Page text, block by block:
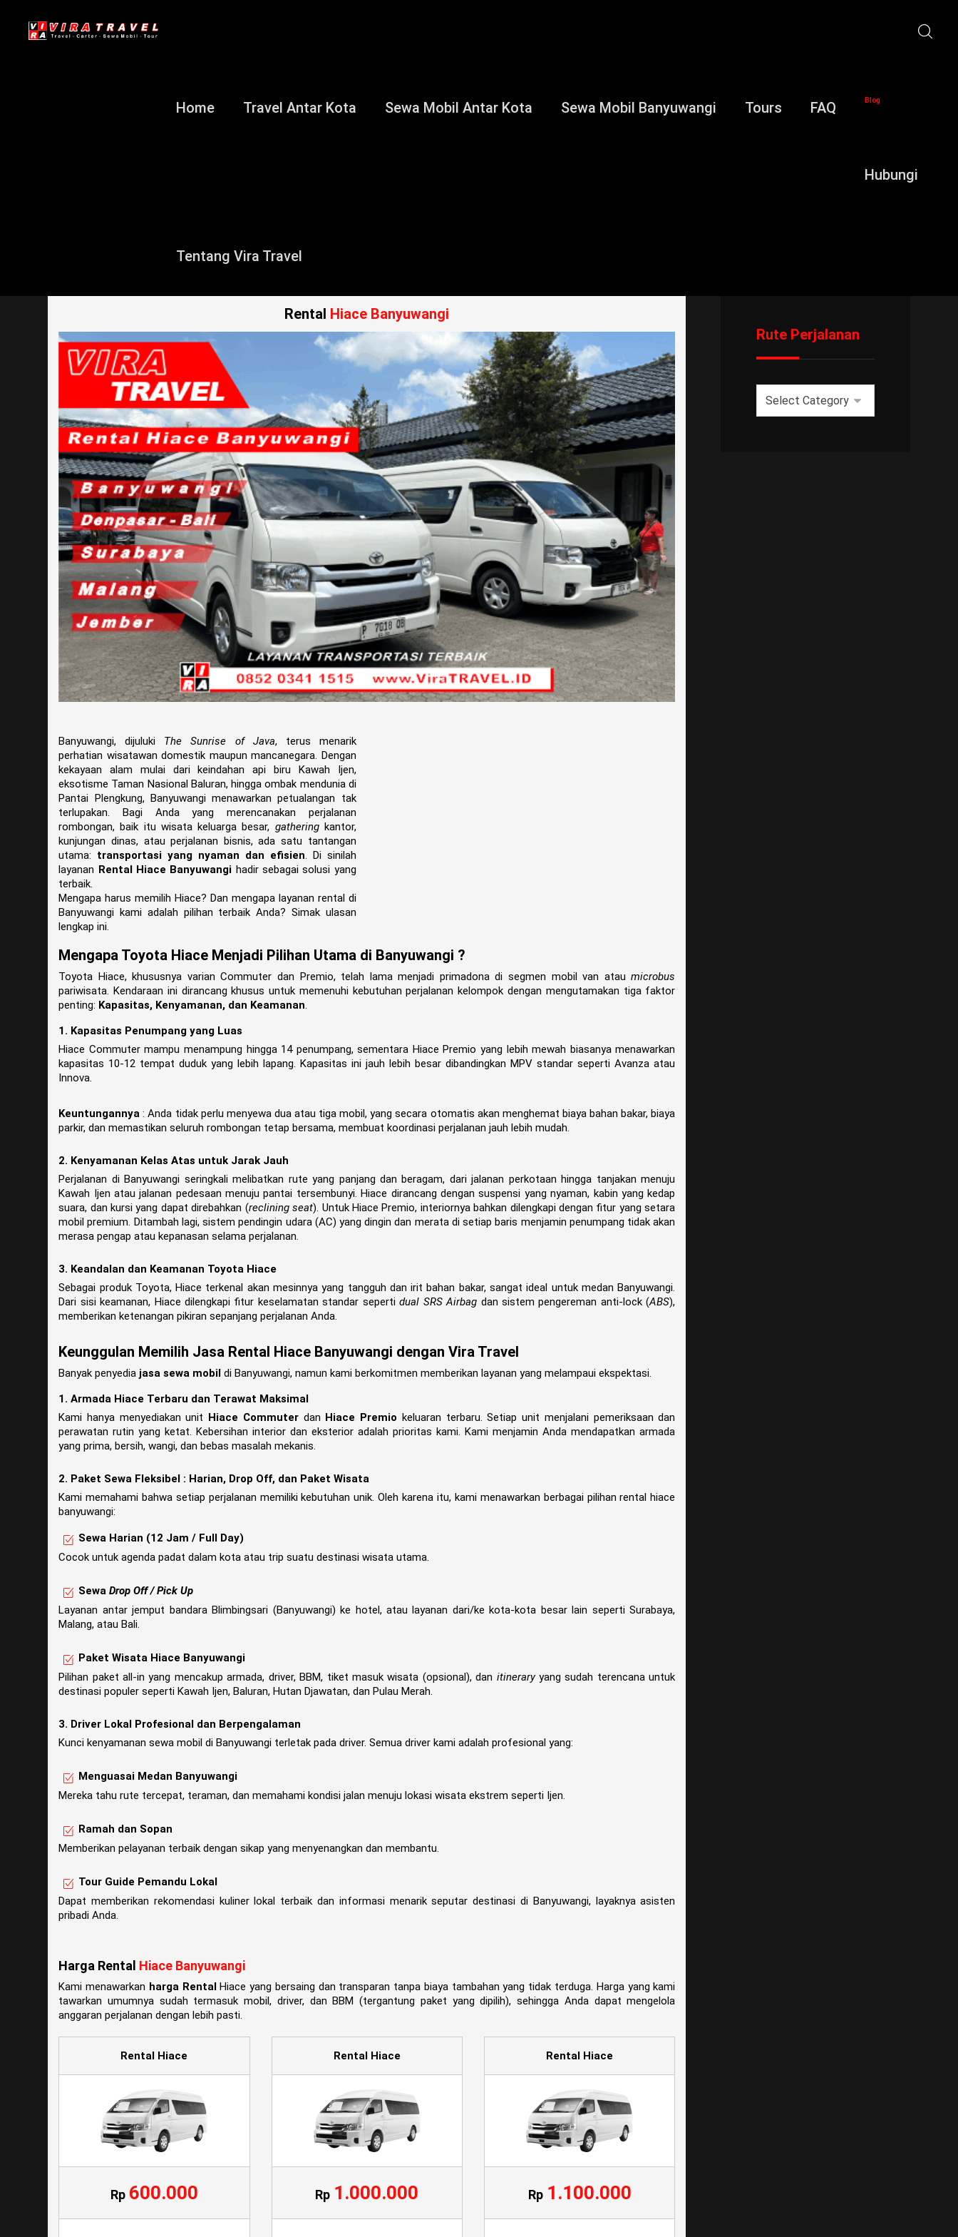
Home Travel Antar Kota Sewa Mobil Antar Kota Sewa Mobil Banyuwangi Tours FAQ Blog
Hubungi
Tentang Vira Travel
Rental Hiace Banyuwangi
Banyuwangi, dijuluki The Sunrise of Java, terus menarik
perhatian wisatawan domestik maupun mancanegara. Dengan
kekayaan alam mulai dari keindahan api biru Kawah Ijen,
eksotisme Taman Nasional Baluran, hingga ombak mendunia di
Pantai Plengkung, Banyuwangi menawarkan petualangan tak
terlupakan. Bagi Anda yang merencanakan perjalanan
rombongan, baik itu wisata keluarga besar, gatheringkantor,
kunjungan dinas, atau perjalanan bisnis, ada satu tantangan
utama: transportasi yang nyaman dan efisien. Di sinilah
layanan Rental Hiace Banyuwangi hadir sebagai solusi yang
terbaik.
Mengapa harus memilih Hiace? Dan mengapa layanan rental di
Banyuwangi kami adalah pilihan terbaik Anda? Simak ulasan
lengkap ini.
Mengapa Toyota Hiace Menjadi Pilihan Utama di Banyuwangi ?
Toyota Hiace, khususnya varian Commuter dan Premio, telah lama menjadi primadona di segmen mobil van ataumicrobus
pariwisata. Kendaraan ini dirancang khusus untuk memenuhi kebutuhan perjalanan kelompok dengan mengutamakan tiga faktor
penting: Kapasitas, Kenyamanan, dan Keamanan.
1. Kapasitas Penumpang yang Luas
Hiace Commuter mampu menampung hingga 14 penumpang, sementara Hiace Premio yang lebih mewah biasanya menawarkan
kapasitas 10-12 tempat duduk yang lebih lapang. Kapasitas ini jauh lebih besar dibandingkan MPV standar seperti Avanza atau
Innova.
Keuntungannya: Anda tidak perlu menyewa dua atau tiga mobil, yang secara otomatis akan menghemat biaya bahan bakar, biaya
parkir, dan memastikan seluruh rombongan tetap bersama, membuat koordinasi perjalanan jauh lebih mudah.
2. Kenyamanan Kelas Atas untuk Jarak Jauh
Perjalanan di Banyuwangi seringkali melibatkan rute yang panjang dan beragam, dari jalanan perkotaan hingga tanjakan menuju
Kawah Ijen atau jalanan pedesaan menuju pantai tersembunyi. Hiace dirancang dengan suspensi yang nyaman, kabin yang kedap
suara, dan kursi yang dapat direbahkan (reclining seat). Untuk Hiace Premio, interiornya bahkan dilengkapi dengan fitur yang setara
mobil premium. Ditambah lagi, sistem pendingin udara (AC) yang dingin dan merata di setiap baris menjamin penumpang tidak akan
merasa pengap atau kepanasan selama perjalanan.
3. Keandalan dan Keamanan Toyota Hiace
Sebagai produk Toyota, Hiace terkenal akan mesinnya yang tangguh dan irit bahan bakar, sangat ideal untuk medan Banyuwangi.
Dari sisi keamanan, Hiace dilengkapi fitur keselamatan standar sepertidual SRS Airbag dan sistem pengereman anti-lock (ABS),
memberikan ketenangan pikiran sepanjang perjalanan Anda.
Keunggulan Memilih Jasa Rental Hiace Banyuwangi dengan Vira Travel
Banyak penyedia jasa sewa mobil di Banyuwangi, namun kami berkomitmen memberikan layanan yang melampaui ekspektasi.
1. Armada Hiace Terbaru dan Terawat Maksimal
Kami hanya menyediakan unit Hiace Commuterdan Hiace Premio keluaran terbaru. Setiap unit menjalani pemeriksaan dan
perawatan rutin yang ketat. Kebersihan interior dan eksterior adalah prioritas kami. Kami menjamin Anda mendapatkan armada
yang prima, bersih, wangi, dan bebas masalah mekanis.
2. Paket Sewa Fleksibel : Harian, Drop Off, dan Paket Wisata
Kami memahami bahwa setiap perjalanan memiliki kebutuhan unik. Oleh karena itu, kami menawarkan berbagai pilihan rental hiace
banyuwangi:
Sewa Harian (12 Jam / Full Day)
Cocok untuk agenda padat dalam kota atau trip suatu destinasi wisata utama.
SewaDrop Off / Pick Up
Layanan antar jemput bandara Blimbingsari (Banyuwangi) ke hotel, atau layanan dari/ke kota-kota besar lain seperti Surabaya,
Malang, atau Bali.
Paket Wisata Hiace Banyuwangi
Pilihan paket all-in yang mencakup armada, driver, BBM, tiket masuk wisata (opsional), dan itineraryyang sudah terencana untuk
destinasi populer seperti Kawah Ijen, Baluran, Hutan Djawatan, dan Pulau Merah.
3. Driver Lokal Profesional dan Berpengalaman
Kunci kenyamanan sewa mobil di Banyuwangi terletak pada driver. Semua driver kami adalah profesional yang:
Menguasai Medan Banyuwangi
Mereka tahu rute tercepat, teraman, dan memahami kondisi jalan menuju lokasi wisata ekstrem seperti Ijen.
Ramah dan Sopan
Memberikan pelayanan terbaik dengan sikap yang menyenangkan dan membantu.
Tour Guide Pemandu Lokal
Dapat memberikan rekomendasi kuliner lokal terbaik dan informasi menarik seputar destinasi di Banyuwangi, layaknya asisten
pribadi Anda.
Harga Rental Hiace Banyuwangi
Kami menawarkan harga RentalHiace yang bersaing dan transparan tanpa biaya tambahan yang tidak terduga. Harga yang kami
tawarkan umumnya sudah termasuk mobil, driver, dan BBM (tergantung paket yang dipilih), sehingga Anda dapat mengelola
anggaran perjalanan dengan lebih pasti.
Rental Hiace
Rp 600.000
Rental Hiace
Rp 1.000.000
Rental Hiace
Rp 1.100.000
Rute Perjalanan